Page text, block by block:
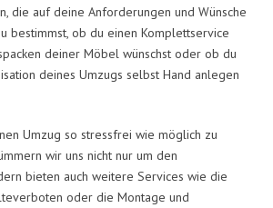
die auf deine Anforderungen und Wünsche
bestimmst, ob du einen Komplettservice
deiner Möbel wünschst oder ob du
deines Umzugs selbst Hand anlegen
Umzug so stressfrei wie möglich zu
wir uns nicht nur um den
bieten auch weitere Services wie die
oder die Montage und